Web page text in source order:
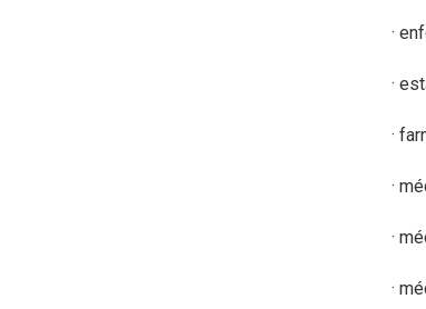
·
·
·
·
·
·